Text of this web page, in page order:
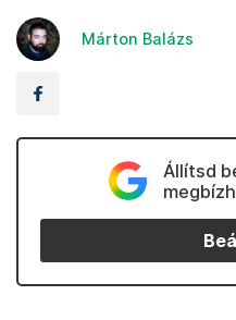
Márton Balázs
Állítsd